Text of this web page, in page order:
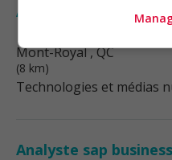
Analyste fonctionnel -
Mont-Royal, QC
(8 km)
Technologies et médias
Analyste sap